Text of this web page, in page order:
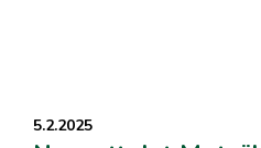
5.2.2025